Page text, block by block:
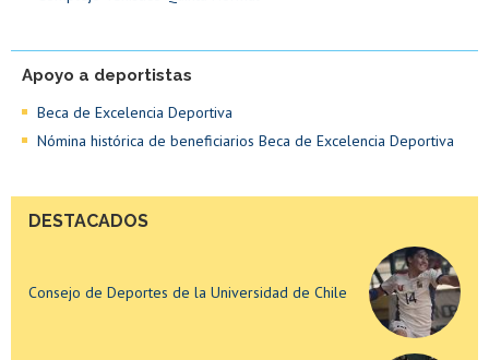
Apoyo a deportistas
Beca de Excelencia Deportiva
Nómina histórica de beneficiarios Beca de Excelencia Deportiva
DESTACADOS
Consejo de Deportes de la Universidad de Chile
Consejo de Deportes de la Universidad de Chile